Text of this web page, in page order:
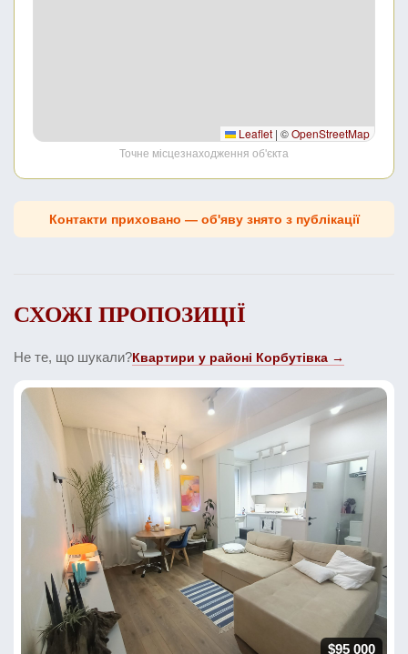
Leaflet | ©OpenStreetMap
Точне місцезнаходження об'єкта
Контакти приховано — об'яву знято з публікації
СХОЖІ ПРОПОЗИЦІЇ
Не те, що шукали?Квартири у районі Корбутівка →
$95 000